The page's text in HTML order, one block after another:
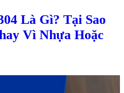
Là Gì? Tại Sao
Vì Nhựa Hoặc